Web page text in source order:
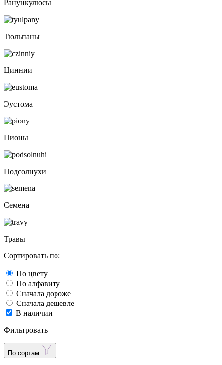
Ранункулюсы
Тюльпаны
Циннии
Эустома
Пионы
Подсолнухи
Семена
Травы
Сортировать по:
По цвету
По алфавиту
Сначала дороже
Сначала дешевле
В наличии
Фильтровать
По сортам